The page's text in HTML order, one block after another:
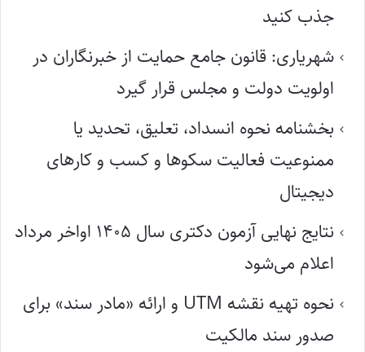
جذب کنید
شهریاری: قانون جامع حمایت از خبرنگاران در
اولویت دولت و مجلس قرار گیرد
بخشنامه نحوه انسداد، تعلیق، تحدید یا
ممنوعیت فعالیت سکوها و کسب و کارهای
دیجیتال
نتایج نهایی آزمون دکتری سال ۱۴۰۵ اواخر مرداد
اعلام می‌شود
نحوه تهیه نقشه UTM و ارائه «مادر سند» برای
صدور سند مالکیت